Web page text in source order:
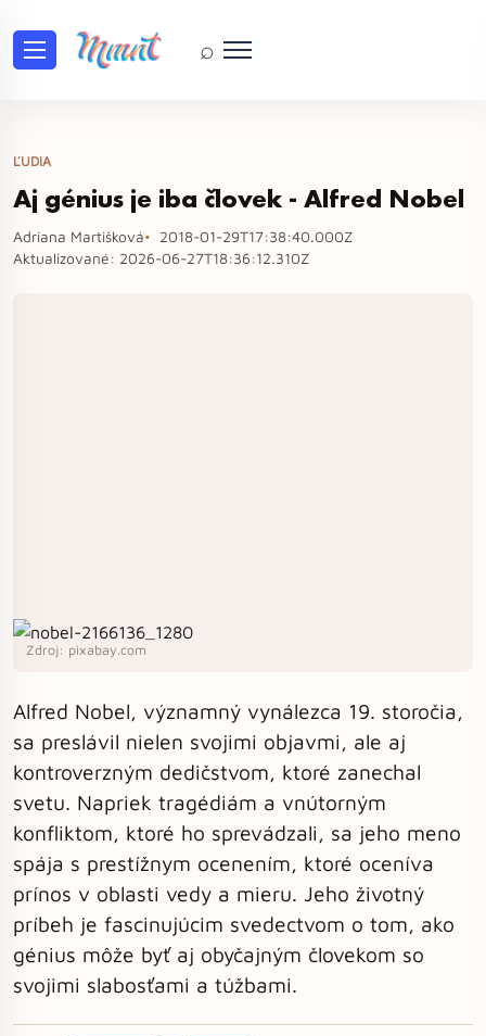
⌕
ĽUDIA
Aj génius je iba človek - Alfred Nobel
Adriana Martišková
2018-01-29T17:38:40.000Z
Aktualizované: 2026-06-27T18:36:12.310Z
Zdroj: pixabay.com
Alfred Nobel, významný vynálezca 19. storočia,
sa preslávil nielen svojimi objavmi, ale aj
kontroverzným dedičstvom, ktoré zanechal
svetu. Napriek tragédiám a vnútorným
konfliktom, ktoré ho sprevádzali, sa jeho meno
spája s prestížnym ocenením, ktoré oceníva
prínos v oblasti vedy a mieru. Jeho životný
príbeh je fascinujúcim svedectvom o tom, ako
génius môže byť aj obyčajným človekom so
svojimi slabosťami a túžbami.